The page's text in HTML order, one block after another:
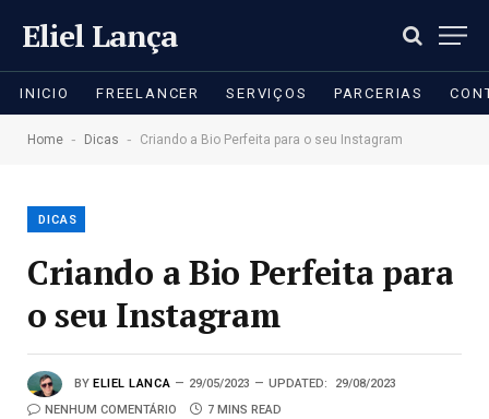
Eliel Lança
INICIO FREELANCER SERVIÇOS PARCERIAS
Home - Dicas - Criando a Bio Perfeita para o seu Instagram
DICAS
Criando a Bio Perfeita para
o seu Instagram
BY ELIEL LANCA 29/05/2023 UPDATED:
29/08/2023
NENHUM COMENTÁRIO
7 MINS READ